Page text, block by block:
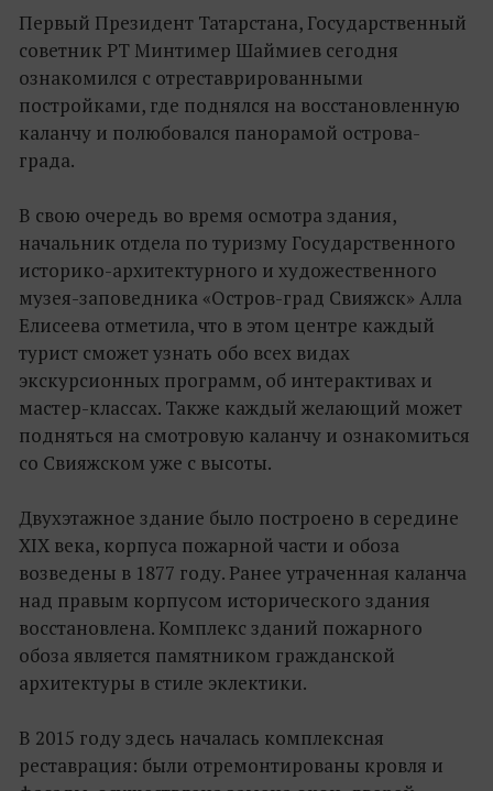
Первый Президент Татарстана, Государственный
советник РТ Минтимер Шаймиев сегодня
ознакомился с отреставрированными
постройками, где поднялся на восстановленную
каланчу и полюбовался панорамой острова-
града.
В свою очередь во время осмотра здания,
начальник отдела по туризму Государственного
историко-архитектурного и художественного
музея-заповедника «Остров-град Свияжск» Алла
Елисеева отметила, что в этом центре каждый
турист сможет узнать обо всех видах
экскурсионных программ, об интерактивах и
мастер-классах. Также каждый желающий может
подняться на смотровую каланчу и ознакомиться
со Свияжском уже с высоты.
Двухэтажное здание было построено в середине
XIX века, корпуса пожарной части и обоза
возведены в 1877 году. Ранее утраченная каланча
над правым корпусом исторического здания
восстановлена. Комплекс зданий пожарного
обоза является памятником гражданской
архитектуры в стиле эклектики.
В 2015 году здесь началась комплексная
реставрация: были отремонтированы кровля и